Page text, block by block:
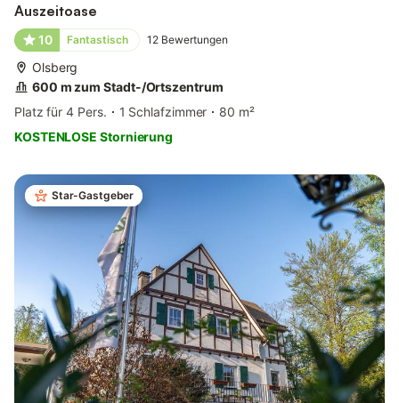
Auszeitoase
10 Fantastisch 12 Bewertungen
Olsberg
600 m zum Stadt-/Ortszentrum
Platz für 4 Pers.
1 Schlafzimmer
80 m²
KOSTENLOSE Stornierung
Star-Gastgeber